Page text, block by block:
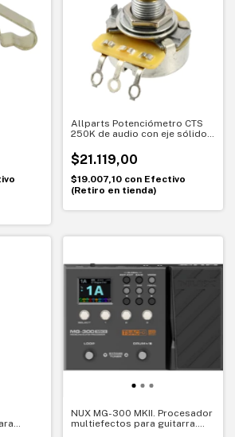
Allparts Potenciómetro CTS
250K de audio con eje sólido –
$21.119,00
$19.007,10 con Efectivo
(Retiro en tienda)
NUX MG-300 MKII. Procesador
multiefectos para guitarra.